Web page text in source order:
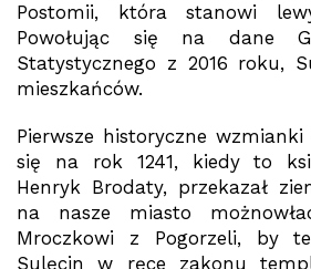
Postomii, która stanowi
Powołując się na dane
Statystycznego z 2016 roku,
mieszkańców.
Pierwsze historyczne
się na rok 1241, kiedy to
Henryk Brodaty, przekazał
na nasze miasto
Mroczkowi z Pogorzeli, by
Sulęcin w ręce zakonu